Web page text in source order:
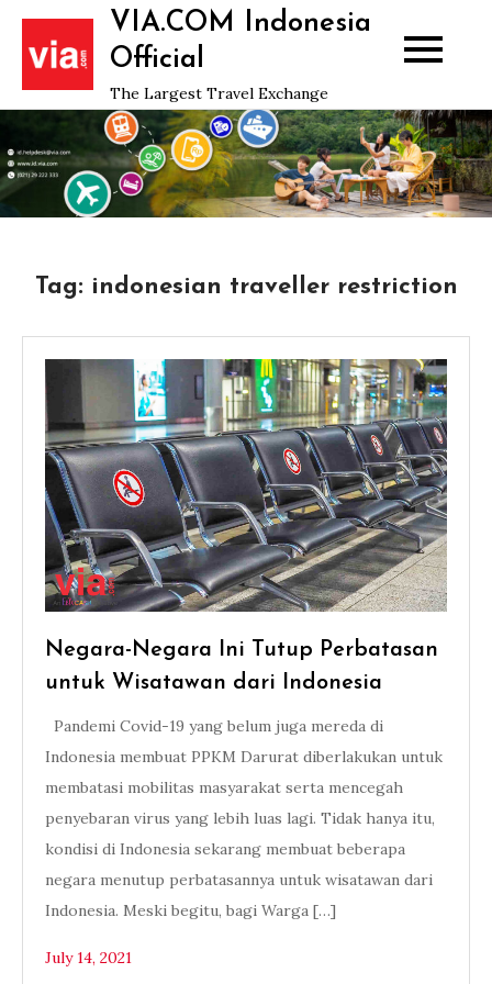
Skip
content
VIA.COM Indonesia
Official
The Largest Travel Exchange
Tag: indonesian traveller restriction
Negara-Negara Ini Tutup Perbatasan
untuk Wisatawan dari Indonesia
Pandemi Covid-19 yang belum juga mereda di
Indonesia membuat PPKM Darurat diberlakukan untuk
membatasi mobilitas masyarakat serta mencegah
penyebaran virus yang lebih luas lagi. Tidak hanya itu,
kondisi di Indonesia sekarang membuat beberapa
negara menutup perbatasannya untuk wisatawan dari
Indonesia. Meski begitu, bagi Warga […]
July 14, 2021